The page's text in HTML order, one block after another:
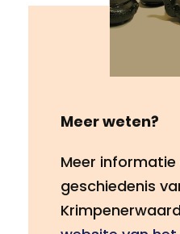
Meer weten?
Meer informatie
geschiedenis